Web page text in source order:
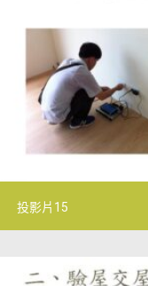
投影片15